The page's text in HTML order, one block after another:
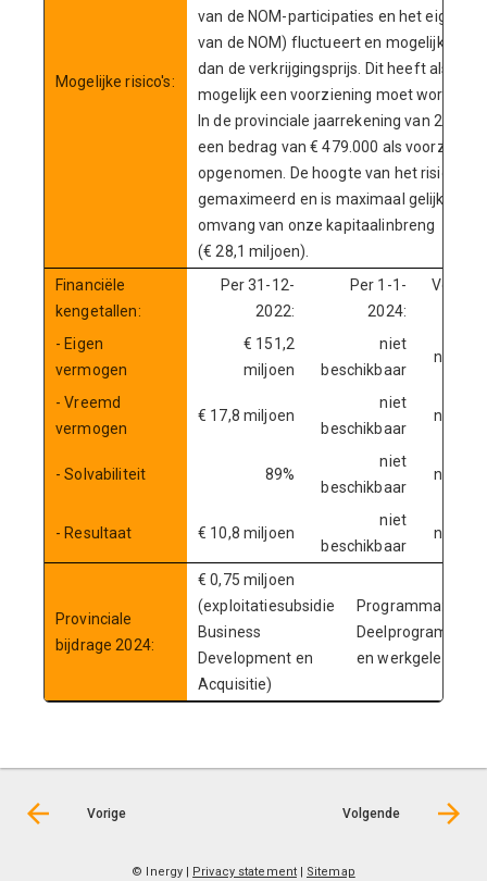
Mogelijke risico's:
van de NOM-participaties en het eigen
van de NOM) fluctueert en mogelijk
dan de verkrijgingsprijs. Dit heeft als
mogelijk een voorziening moet worden
In de provinciale jaarrekening van 2021
een bedrag van € 479.000 als voorziening
opgenomen. De hoogte van het risico's is
gemaximeerd en is maximaal gelijk aan
omvang van onze kapitaalinbreng
(€ 28,1 miljoen).
Financiële
kengetallen:
Per 31-12-
2022:
Per 1-1-
2024:
- Eigen
vermogen
€ 151,2
miljoen
niet
beschikbaar
niet
- Vreemd
vermogen
€ 17,8 miljoen
niet
beschikbaar
niet
- Solvabiliteit 89%
niet
beschikbaar
niet
- Resultaat € 10,8 miljoen
niet
beschikbaar
niet
Provinciale
bijdrage 2024:
€ 0,75 miljoen
(exploitatiesubsidie
Business
Development en
Acquisitie)
Programma:
Deelprogramma:
en
Vorige Volgende
© Inergy | Privacy statement| Sitemap